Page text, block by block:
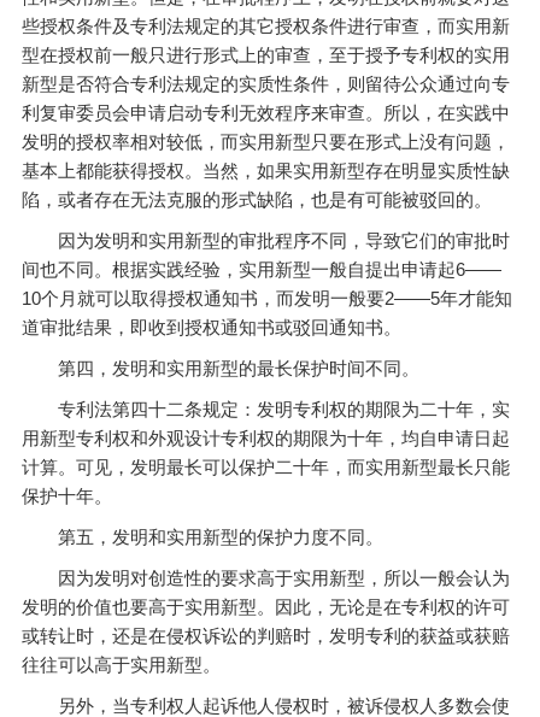
些授权条件及专利法规定的其它授权条件进行审查，而实用新
型在授权前一般只进行形式上的审查，至于授予专利权的实用
新型是否符合专利法规定的实质性条件，则留待公众通过向专
利复审委员会申请启动专利无效程序来审查。所以，在实践中
发明的授权率相对较低，而实用新型只要在形式上没有问题，
基本上都能获得授权。当然，如果实用新型存在明显实质性缺
陷，或者存在无法克服的形式缺陷，也是有可能被驳回的。
因为发明和实用新型的审批程序不同，导致它们的审批时
间也不同。根据实践经验，实用新型一般自提出申请起6——
10个月就可以取得授权通知书，而发明一般要2——5年才能知
道审批结果，即收到授权通知书或驳回通知书。
第四，发明和实用新型的最长保护时间不同。
专利法第四十二条规定：发明专利权的期限为二十年，实
用新型专利权和外观设计专利权的期限为十年，均自申请日起
计算。可见，发明最长可以保护二十年，而实用新型最长只能
保护十年。
第五，发明和实用新型的保护力度不同。
因为发明对创造性的要求高于实用新型，所以一般会认为
发明的价值也要高于实用新型。因此，无论是在专利权的许可
或转让时，还是在侵权诉讼的判赔时，发明专利的获益或获赔
往往可以高于实用新型。
另外，当专利权人起诉他人侵权时，被诉侵权人多数会使